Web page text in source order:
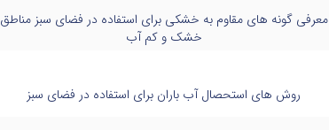
معرفی گونه های مقاوم به خشکی برای استفاده در فضای سبز مناطق
خشک و کم آب
روش های استحصال آب باران برای استفاده در فضای سبز